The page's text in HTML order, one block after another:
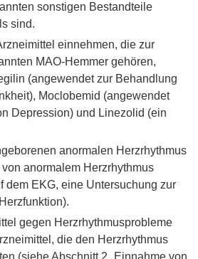
sonstigen Bestandteile
sind.
einnehmen, die zur
MAO-Hemmer gehören,
(angewendet zur Behandlung
Moclobemid (angewendet
Depression) und Linezolid (ein
anormalen Herzrhythmus
anormalem Herzrhythmus
dem EKG, eine Untersuchung zur
gegen Herzrhythmusprobleme
die den Herzrhythmus
(siehe Abschnitt 2 „Einnahme von